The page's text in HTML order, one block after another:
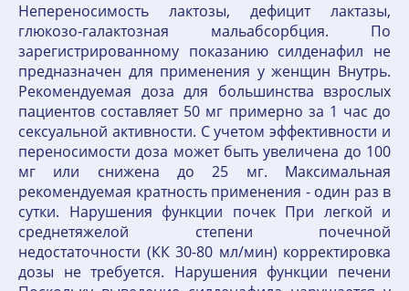
Непереносимость лактозы, дефицит лактазы,
глюкозо-галактозная мальабсорбция. По
зарегистрированному показанию силденафил не
предназначен для применения у женщин Внутрь.
Рекомендуемая доза для большинства взрослых
пациентов составляет 50 мг примерно за 1 час до
сексуальной активности. С учетом эффективности и
переносимости доза может быть увеличена до 100
мг или снижена до 25 мг. Максимальная
рекомендуемая кратность применения - один раз в
сутки. Нарушения функции почек При легкой и
среднетяжелой степени почечной
недостаточности (КК 30-80 мл/мин) корректировка
дозы не требуется. Нарушения функции печени